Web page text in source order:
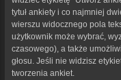
tytuł ankiety i co najmniej
wierszu widocznego pola
użytkownik może wybrać,
czasowego), a także
głosu. Jeśli nie widzisz
tworzenia ankiet.